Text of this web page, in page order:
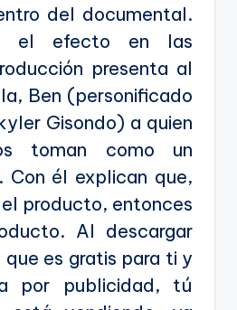
del documental.
el efecto en las
presenta al
Ben (personificado
Gisondo) a quien
toman como un
Con él explican que,
producto, entonces
Al descargar
que es gratis para ti y
por publicidad, tú